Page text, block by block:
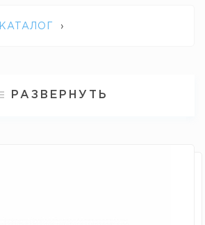
КАТАЛОГ ›
РАЗВЕРНУТЬ